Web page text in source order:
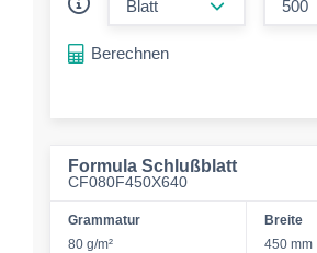
Berechnen
Formula Schlußblatt
CF080F450X640
Grammatur
80 g/m²
Breite
450 mm